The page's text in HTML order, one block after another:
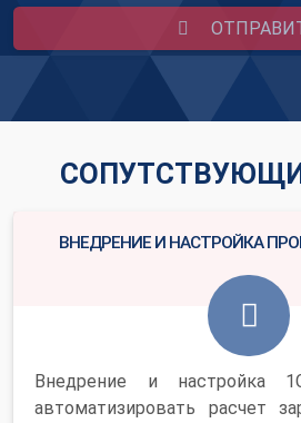
ВНЕДРЕНИЕ И НАСТРОЙКА
Внедрение и настройка
автоматизировать расчет